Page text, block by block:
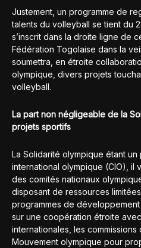
Justement, un programme de
talents du volleyball se tient du
s’inscrit dans la droite ligne de
Fédération Togolaise dans la
soumettra, en étroite
olympique, divers projets
volleyball.
La part non négligeable de la
projets sportifs
La Solidarité olympique étant un
international olympique (CIO), il
des comités nationaux
disposant de ressources
programmes de développement
sur une coopération étroite
internationales, les
Mouvement olympique pour